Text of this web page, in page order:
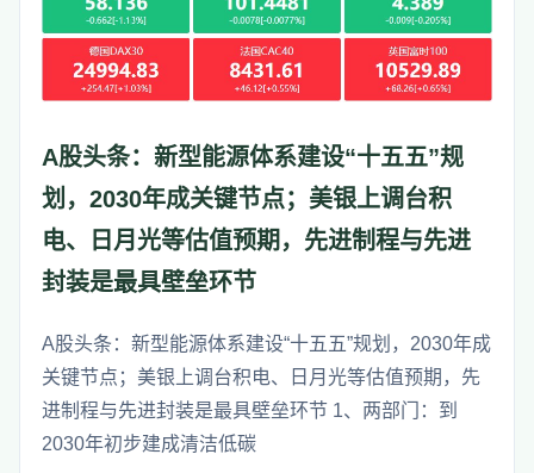
A股头条：新型能源体系建设“十五五”规
划，2030年成关键节点；美银上调台积
电、日月光等估值预期，先进制程与先进
封装是最具壁垒环节
A股头条：新型能源体系建设“十五五”规划，2030年成
关键节点；美银上调台积电、日月光等估值预期，先
进制程与先进封装是最具壁垒环节 1、两部门：到
2030年初步建成清洁低碳